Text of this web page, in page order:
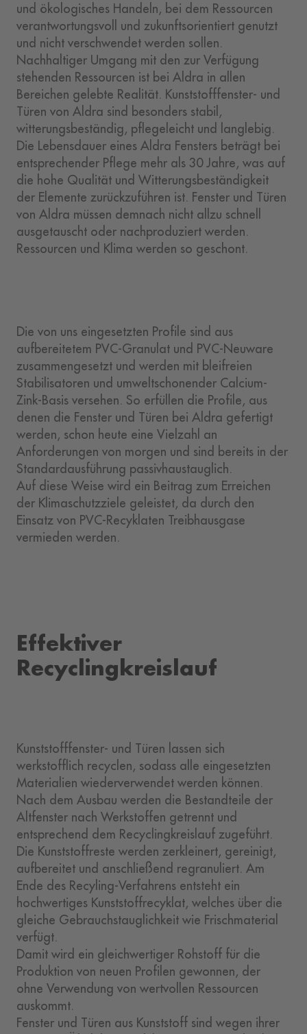
und ökologisches Handeln, bei dem Ressourcen
verantwortungsvoll und zukunftsorientiert genutzt
und nicht verschwendet werden sollen.
Nachhaltiger Umgang mit den zur Verfügung
stehenden Ressourcen ist bei Aldra in allen
Bereichen gelebte Realität. Kunststofffenster- und
Türen von Aldra sind besonders stabil,
witterungsbeständig, pflegeleicht und langlebig.
Die Lebensdauer eines Aldra Fensters beträgt bei
entsprechender Pflege mehr als 30 Jahre, was auf
die hohe Qualität und Witterungsbeständigkeit
der Elemente zurückzuführen ist. Fenster und Türen
von Aldra müssen demnach nicht allzu schnell
ausgetauscht oder nachproduziert werden.
Ressourcen und Klima werden so geschont.
Die von uns eingesetzten Profile sind aus
aufbereitetem PVC-Granulat und PVC-Neuware
zusammengesetzt und werden mit bleifreien
Stabilisatoren und umweltschonender Calcium-
Zink-Basis versehen. So erfüllen die Profile, aus
denen die Fenster und Türen bei Aldra gefertigt
werden, schon heute eine Vielzahl an
Anforderungen von morgen und sind bereits in der
Standardausführung passivhaustauglich.
Auf diese Weise wird ein Beitrag zum Erreichen
der Klimaschutzziele geleistet, da durch den
Einsatz von PVC-Recyklaten Treibhausgase
vermieden werden.
Effektiver
Recyclingkreislauf
Kunststofffenster- und Türen lassen sich
werkstofflich recyclen, sodass alle eingesetzten
Materialien wiederverwendet werden können.
Nach dem Ausbau werden die Bestandteile der
Altfenster nach Werkstoffen getrennt und
entsprechend dem Recyclingkreislauf zugeführt.
Die Kunststoffreste werden zerkleinert, gereinigt,
aufbereitet und anschließend regranuliert. Am
Ende des Recyling-Verfahrens entsteht ein
hochwertiges Kunststoffrecyklat, welches über die
gleiche Gebrauchstauglichkeit wie Frischmaterial
verfügt.
Damit wird ein gleichwertiger Rohstoff für die
Produktion von neuen Profilen gewonnen, der
ohne Verwendung von wertvollen Ressourcen
auskommt.
Fenster und Türen aus Kunststoff sind wegen ihrer